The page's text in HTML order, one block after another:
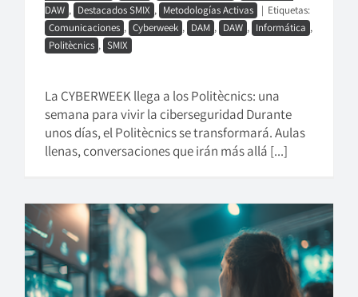
DAW , Destacados SMIX , Metodologías Activas | Etiquetas:
Comunicaciones , Cyberweek , DAM , DAW , Informática ,
Politècnics , SMIX
La CYBERWEEK llega a los Politècnics: una
semana para vivir la ciberseguridad Durante
unos días, el Politècnics se transformará. Aulas
llenas, conversaciones que irán más allá [...]